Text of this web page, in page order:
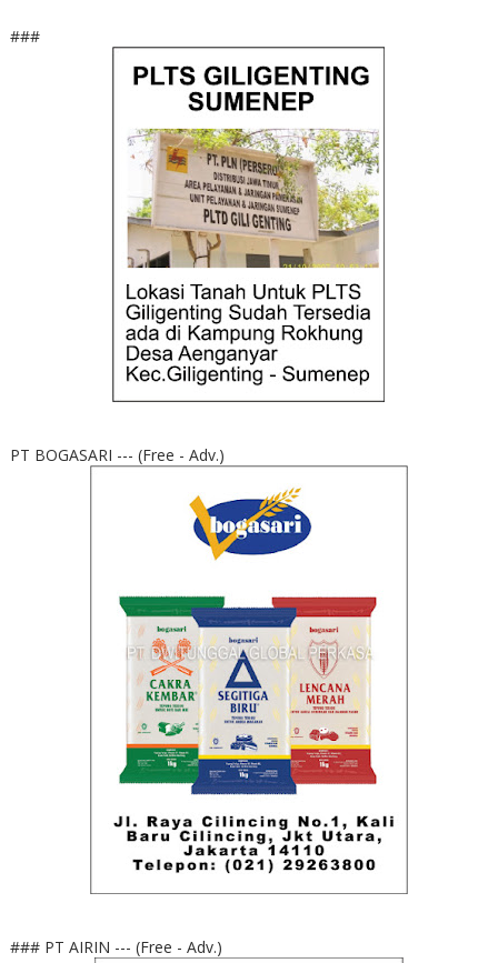
###
PT BOGASARI --- (Free - Adv.)
### PT AIRIN --- (Free - Adv.)